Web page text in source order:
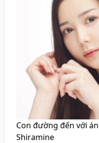
Con đường đến với
Shiramine